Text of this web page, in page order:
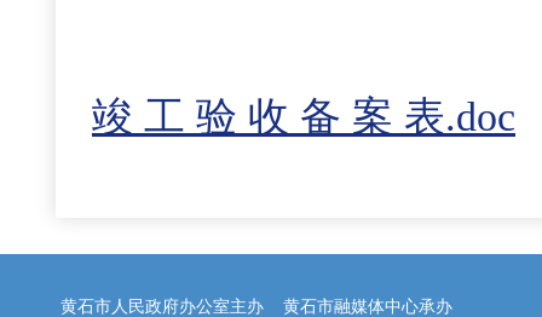
竣 工 验 收 备 案 表.doc
黄石市人民政府办公室主办 黄石市融媒体中心承办